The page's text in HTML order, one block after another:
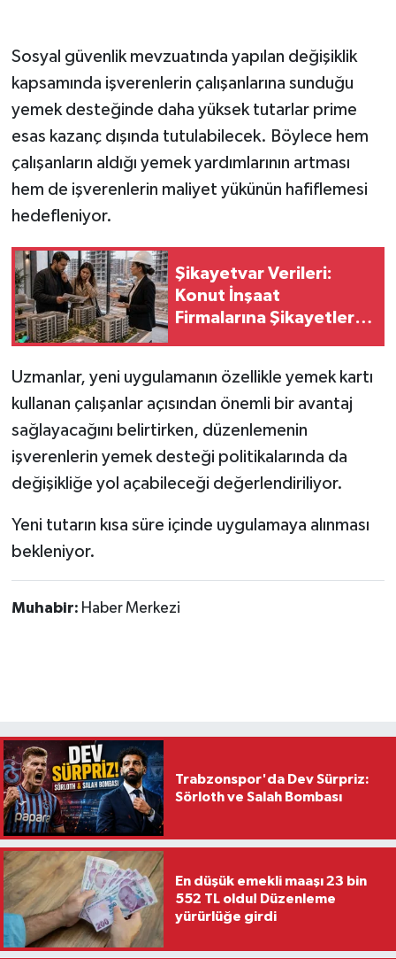
Sosyal güvenlik mevzuatında yapılan değişiklik
kapsamında işverenlerin çalışanlarına sunduğu
yemek desteğinde daha yüksek tutarlar prime
esas kazanç dışında tutulabilecek. Böylece hem
çalışanların aldığı yemek yardımlarının artması
hem de işverenlerin maliyet yükünün hafiflemesi
hedefleniyor.
Şikayetvar Verileri:
Konut İnşaat
Firmalarına Şikayetler
Uzmanlar, yeni uygulamanın özellikle yemek kartı
kullanan çalışanlar açısından önemli bir avantaj
sağlayacağını belirtirken, düzenlemenin
işverenlerin yemek desteği politikalarında da
değişikliğe yol açabileceği değerlendiriliyor.
Yeni tutarın kısa süre içinde uygulamaya alınması
bekleniyor.
Muhabir: Haber Merkezi
Trabzonspor'da Dev Sürpriz:
Sörloth ve Salah Bombası
En düşük emekli maaşı 23 bin
552 TL oldu! Düzenleme
yürürlüğe girdi